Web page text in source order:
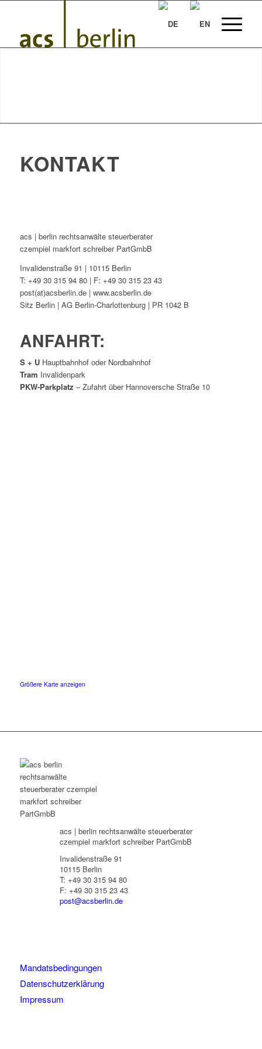
KONTAKT
acs | berlin rechtsanwälte steuerberater
czempiel markfort schreiber PartGmbB
Invalidenstraße 91 | 10115 Berlin
T: +49 30 315 94 80 | F: +49 30 315 23 43
post(at)acsberlin.de | www.acsberlin.de
Sitz Berlin | AG Berlin-Charlottenburg | PR 1042 B
ANFAHRT:
S + UHauptbahnhof oder Nordbahnhof
Tram Invalidenpark
PKW-Parkplatz – Zufahrt über Hannoversche Straße 10
Größere Karte anzeigen
acs | berlin rechtsanwälte steuerberater
czempiel markfort schreiber PartGmbB
Invalidenstraße 91
10115 Berlin
T: +49 30 315 94 80
F: +49 30 315 23 43
post@acsberlin.de
Mandatsbedingungen
Datenschutzerklärung
Impressum